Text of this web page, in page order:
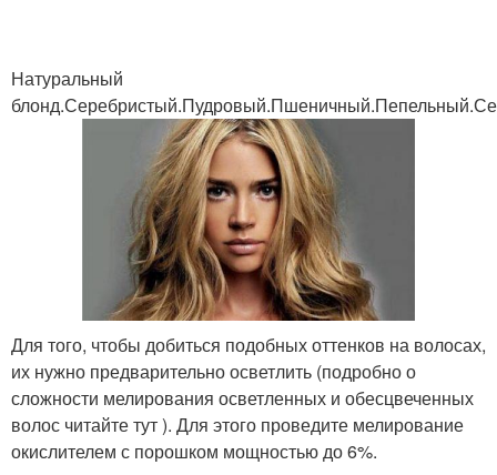
Натуральный
Для того, чтобы добиться подобных оттенков на волосах,
их нужно предварительно осветлить (подробно о
сложности мелирования осветленных и обесцвеченных
волос читайте тут ). Для этого проведите мелирование
окислителем с порошком мощностью до 6%.